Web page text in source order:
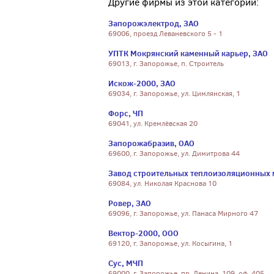
Запорожэлектрод, ЗАО
69006, проезд Леваневского 5 - 1
УПТК Мокрянский каменный карьер, ЗАО
69013, г. Запорожье, п. Строитель
Искож-2000, ЗАО
69034, г. Запорожье, ул. Цимлянская, 1
Форс, ЧП
69041, ул. Кремлёвская 20
Запорожабразив, ОАО
69600, г. Запорожье, ул. Димитрова 44
Завод строительных
69084, ул. Николая Краснова 10
Ровер, ЗАО
69096, г. Запорожье, ул. Панаса Мирного 47
Вектор-2000, ООО
69120, г. Запорожье, ул. Косыгина, 1
Сус, МЧП